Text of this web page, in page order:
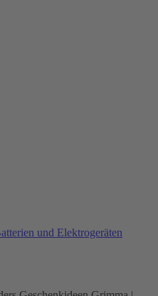
und Elektrogeräten